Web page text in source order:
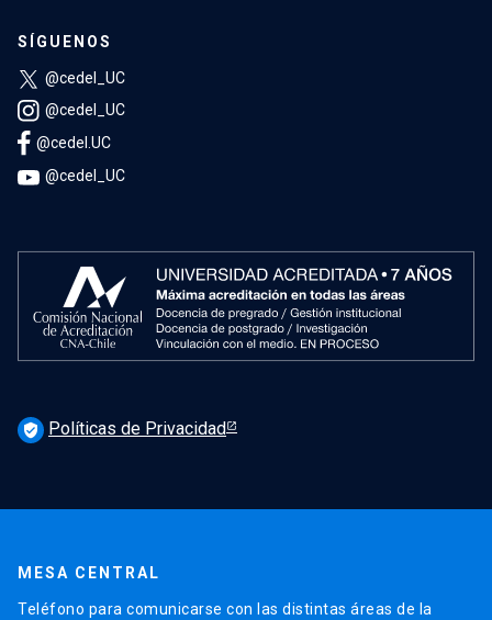
SÍGUENOS
@cedel_UC
@cedel_UC
@cedel.UC
@cedel_UC
verified_user Políticas de Privacidad
MESA CENTRAL
Teléfono para comunicarse con las distintas áreas de la